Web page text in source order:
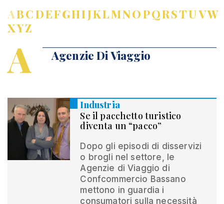
ABCDEFGHIJKLMNOPQRSTUVW
XYZ
A Agenzie Di Viaggio
Industria
Se il pacchetto turistico
diventa un “pacco”
Dopo gli episodi di disservizi
o brogli nel settore, le
Agenzie di Viaggio di
Confcommercio Bassano
mettono in guardia i
consumatori sulla necessità